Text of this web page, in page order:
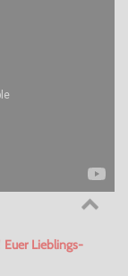
Euer Lieblings-